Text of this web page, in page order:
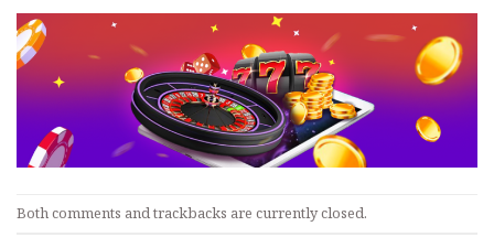
Both comments and trackbacks are currently closed.